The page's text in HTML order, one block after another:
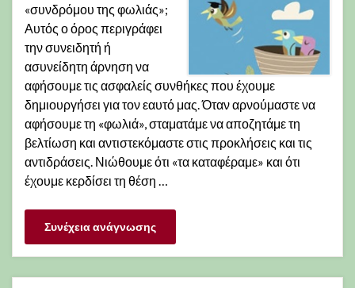
«συνδρόμου της φωλιάς»;
Αυτός ο όρος περιγράφει
την συνειδητή ή
ασυνείδητη άρνηση να
αφήσουμε τις ασφαλείς συνθήκες που έχουμε
δημιουργήσει για τον εαυτό μας. Όταν αρνούμαστε να
αφήσουμε τη «φωλιά», σταματάμε να αποζητάμε τη
βελτίωση και αντιστεκόμαστε στις προκλήσεις και τις
αντιδράσεις. Νιώθουμε ότι «τα καταφέραμε» και ότι
έχουμε κερδίσει τη θέση …
Συνέχεια ανάγνωσης